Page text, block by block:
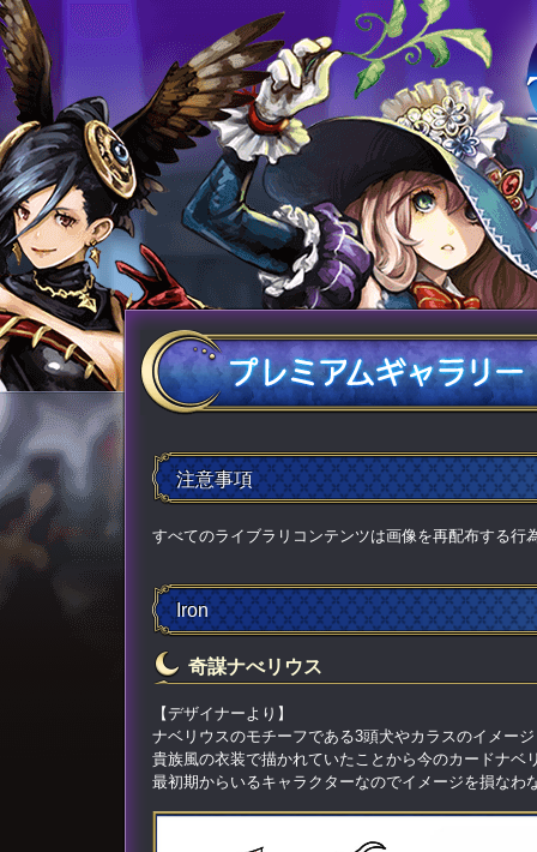
注意事項
すべてのライブラリコンテンツは画像を再配布する行
Iron
奇謀ナべリウス
【デザイナーより】
ナベリウスのモチーフである3頭犬やカラスのイメー
貴族風の衣装で描かれていたことから今のカードナベ
最初期からいるキャラクターなのでイメージを損なわ